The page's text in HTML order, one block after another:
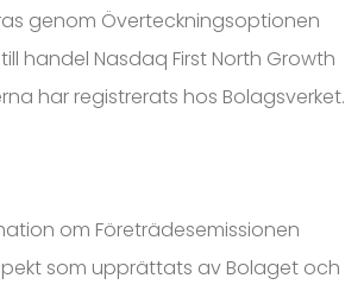
genom Överteckningsoptionen
handel Nasdaq First North Growth
har registrerats hos Bolagsverket.
om Företrädesemissionen
som upprättats av Bolaget och